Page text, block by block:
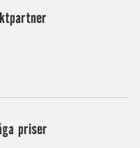
priser